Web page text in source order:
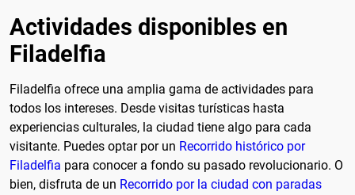
Actividades disponibles en
Filadelfia
Filadelfia ofrece una amplia gama de actividades para
todos los intereses. Desde visitas turísticas hasta
experiencias culturales, la ciudad tiene algo para cada
visitante. Puedes optar por un Recorrido histórico por
Filadelfia para conocer a fondo su pasado revolucionario. O
bien, disfruta de un Recorrido por la ciudad con paradas